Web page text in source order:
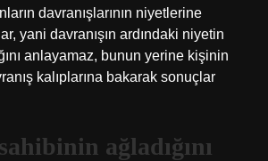
davranışlarının niyetlerine
yani davranışın ardındaki niyetin
anlayamaz, bunun yerine kişinin
kalıplarına bakarak sonuçlar
ağladığını